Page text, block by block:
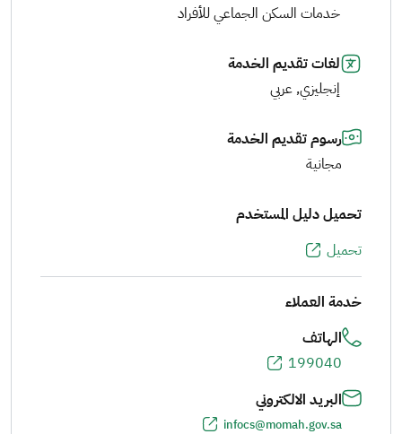
خدمات السكن الجماعي للأفراد
لغات تقديم الخدمة
إنجليزي, عربي
رسوم تقديم الخدمة
مجانية
تحميل دليل المستخدم
تحميل
خدمة العملاء
الهاتف
199040
البريد الالكتروني
infocs@momah.gov.sa